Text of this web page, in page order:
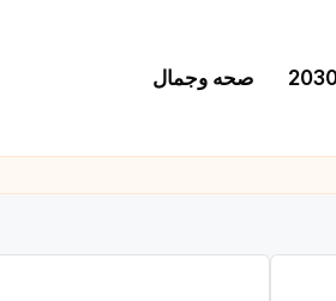
صحه وجمال